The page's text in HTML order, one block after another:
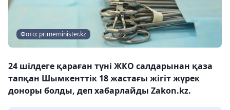
Фото: primeminister.kz
24 шілдеге қараған түні ЖКО салдарынан қаза
тапқан Шымкенттік 18 жастағы жігіт жүрек
доноры болды, деп хабарлайды Zakon.kz.